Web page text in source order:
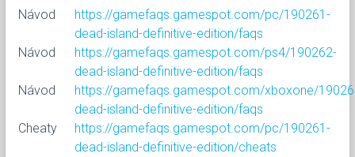
Návod
https://gamefaqs.gamespot.com/pc/190261-
dead-island-definitive-edition/faqs
Návod
https://gamefaqs.gamespot.com/ps4/190262-
dead-island-definitive-edition/faqs
Návod
https://gamefaqs.gamespot.com/xboxone/
dead-island-definitive-edition/faqs
Cheaty
https://gamefaqs.gamespot.com/pc/190261-
dead-island-definitive-edition/cheats